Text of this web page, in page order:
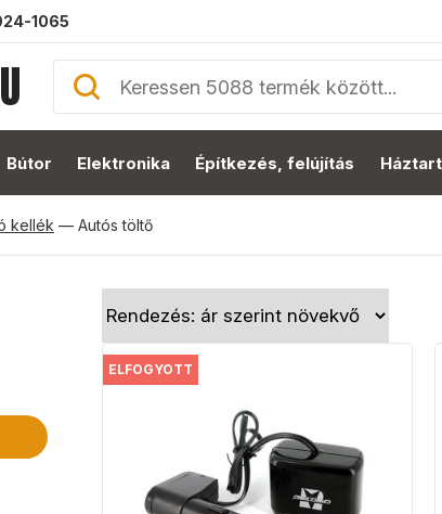
1065
Bútor Elektronika Építkezés, felújítás
kellék — Autós töltő
ELFOGYOTT